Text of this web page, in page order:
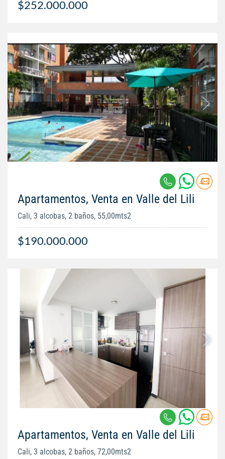
$252.000.000
Apartamentos, Venta en Valle del Lili
Cali, 3 alcobas, 2 baños, 55,00mts2
$190.000.000
Apartamentos, Venta en Valle del Lili
Cali, 3 alcobas, 2 baños, 72,00mts2